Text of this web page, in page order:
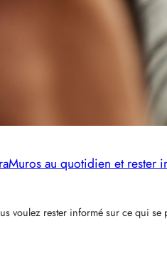
au quotidien et rester
voulez rester informé sur ce qui